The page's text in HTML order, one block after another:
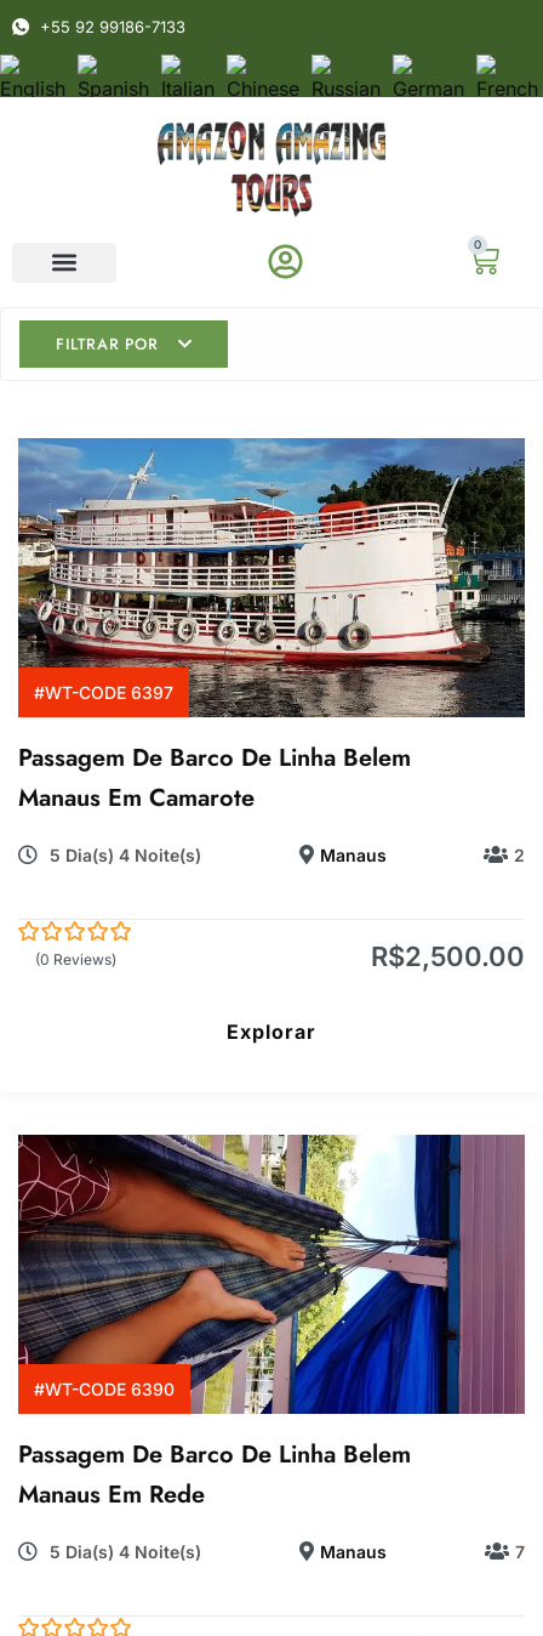
+55 92 99186-7133
0
FILTRAR POR
#WT-CODE 6397
Passagem De Barco De Linha Belem
Manaus Em Camarote
5 Dia(s) 4 Noite(s) Manaus 2
R$2,500.00
(0 Reviews)
Explorar
#WT-CODE 6390
Passagem De Barco De Linha Belem
Manaus Em Rede
5 Dia(s) 4 Noite(s) Manaus 7